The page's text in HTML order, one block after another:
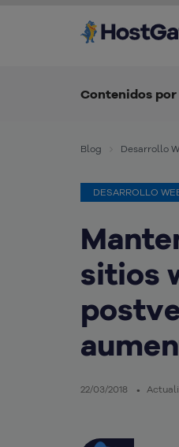
Contenidos
Blog Desarrollo
DESARROLLO
sitios
22/03/2018